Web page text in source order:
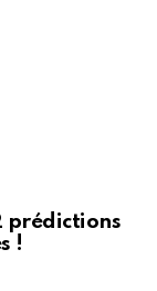
prédictions
!